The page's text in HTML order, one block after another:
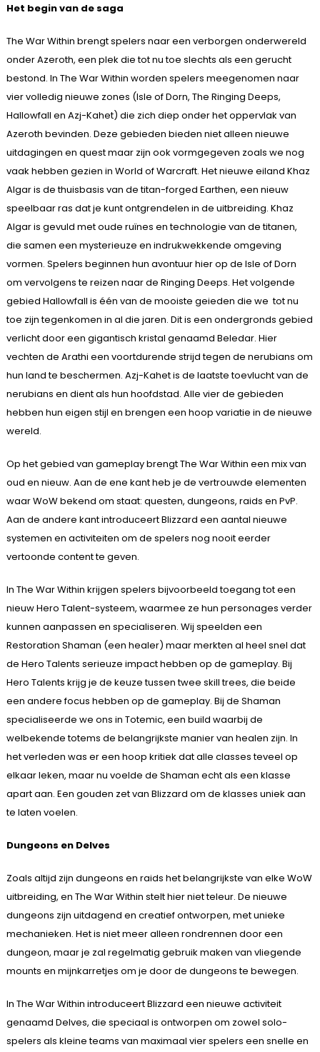
Het begin van de saga
The War Within brengt spelers naar een verborgen onderwereld
onder Azeroth, een plek die tot nu toe slechts als een gerucht
bestond. In The War Within worden spelers meegenomen naar
vier volledig nieuwe zones (Isle of Dorn, The Ringing Deeps,
Hallowfall en Azj-Kahet) die zich diep onder het oppervlak van
Azeroth bevinden. Deze gebieden bieden niet alleen nieuwe
uitdagingen en quest maar zijn ook vormgegeven zoals we nog
vaak hebben gezien in World of Warcraft. Het nieuwe eiland Khaz
Algar is de thuisbasis van de titan-forged Earthen, een nieuw
speelbaar ras dat je kunt ontgrendelen in de uitbreiding. Khaz
Algar is gevuld met oude ruïnes en technologie van de titanen,
die samen een mysterieuze en indrukwekkende omgeving
vormen. Spelers beginnen hun avontuur hier op de Isle of Dorn
om vervolgens te reizen naar de Ringing Deeps. Het volgende
gebied Hallowfall is één van de mooiste geieden die we tot nu
toe zijn tegenkomen in al die jaren. Dit is een ondergronds gebied
verlicht door een gigantisch kristal genaamd Beledar. Hier
vechten de Arathi een voortdurende strijd tegen de nerubians om
hun land te beschermen. Azj-Kahet is de laatste toevlucht van de
nerubians en dient als hun hoofdstad. Alle vier de gebieden
hebben hun eigen stijl en brengen een hoop variatie in de nieuwe
wereld.
Op het gebied van gameplay brengt The War Within een mix van
oud en nieuw. Aan de ene kant heb je de vertrouwde elementen
waar WoW bekend om staat: questen, dungeons, raids en PvP.
Aan de andere kant introduceert Blizzard een aantal nieuwe
systemen en activiteiten om de spelers nog nooit eerder
vertoonde content te geven.
In The War Within krijgen spelers bijvoorbeeld toegang tot een
nieuw Hero Talent-systeem, waarmee ze hun personages verder
kunnen aanpassen en specialiseren. Wij speelden een
Restoration Shaman (een healer) maar merkten al heel snel dat
de Hero Talents serieuze impact hebben op de gameplay. Bij
Hero Talents krijg je de keuze tussen twee skill trees, die beide
een andere focus hebben op de gameplay. Bij de Shaman
specialiseerde we ons in Totemic, een build waarbij de
welbekende totems de belangrijkste manier van healen zijn. In
het verleden was er een hoop kritiek dat alle classes teveel op
elkaar leken, maar nu voelde de Shaman echt als een klasse
apart aan. Een gouden zet van Blizzard om de klasses uniek aan
te laten voelen.
Dungeons en Delves
Zoals altijd zijn dungeons en raids het belangrijkste van elke WoW
uitbreiding, en The War Within stelt hier niet teleur. De nieuwe
dungeons zijn uitdagend en creatief ontworpen, met unieke
mechanieken. Het is niet meer alleen rondrennen door een
dungeon, maar je zal regelmatig gebruik maken van vliegende
mounts en mijnkarretjes om je door de dungeons te bewegen.
In The War Within introduceert Blizzard een nieuwe activiteit
genaamd Delves, die speciaal is ontworpen om zowel solo-
spelers als kleine teams van maximaal vier spelers een snelle en